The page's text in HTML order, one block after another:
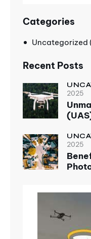
Categories
Uncategorized
Recent Posts
2025
2025